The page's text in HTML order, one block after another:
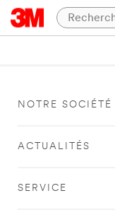
NOTRE SOCIÉTÉ
ACTUALITÉS
SERVICE